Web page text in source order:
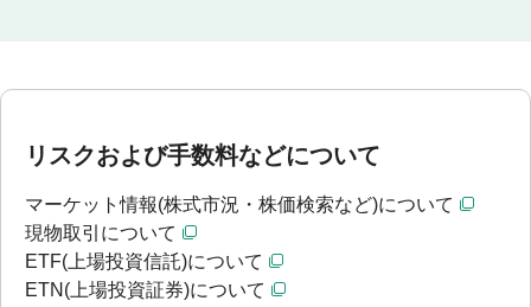
リスクおよび手数料などについて
マーケット情報(株式市況・株価検索など)について
現物取引について
ETF(上場投資信託)について
ETN(上場投資証券)について